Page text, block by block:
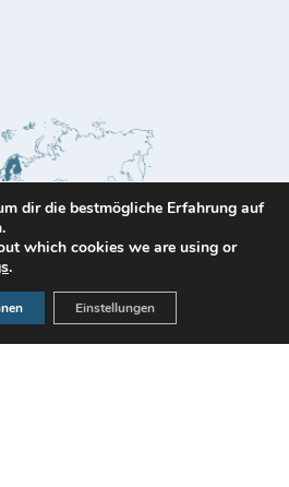
dir die bestmögliche Erfahrung auf
which cookies we are using or
.
Einstellungen